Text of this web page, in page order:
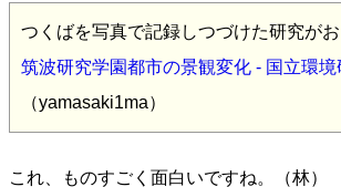
つくばを写真で記録しつづけた研究が
筑波研究学園都市の景観変化 - 国立環境
（yamasaki1ma）
これ、ものすごく面白いですね。（林）